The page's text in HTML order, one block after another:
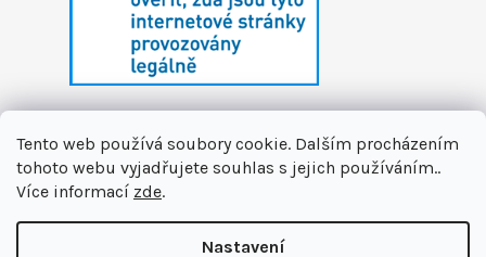
Tento web používá soubory cookie. Dalším procházením
tohoto webu vyjadřujete souhlas s jejich používáním..
Více informací zde.
Nastavení